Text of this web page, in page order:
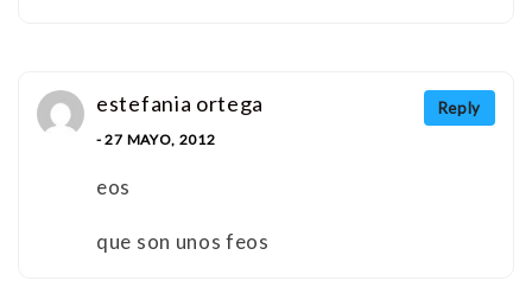
Reply
estefania ortega
- 27 MAYO, 2012
eos
que son unos feos